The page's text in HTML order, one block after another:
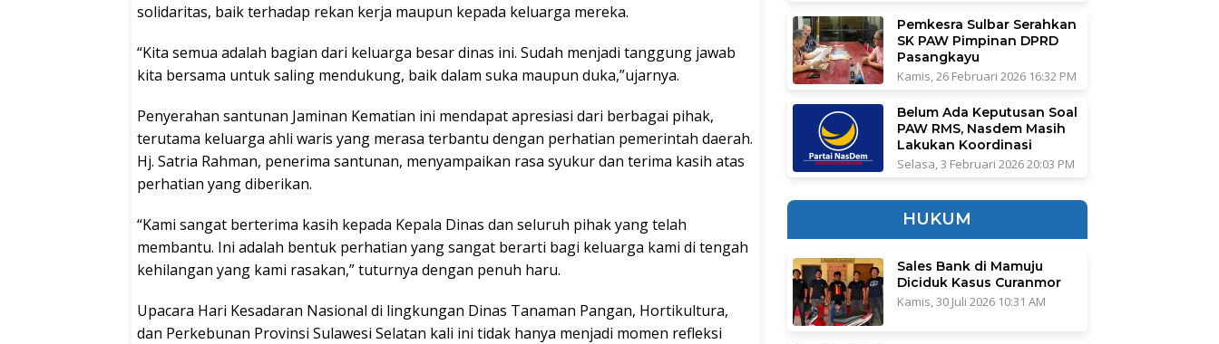
solidaritas, baik terhadap rekan kerja maupun kepada keluarga mereka.
“Kita semua adalah bagian dari keluarga besar dinas ini. Sudah menjadi tanggung jawab
kita bersama untuk saling mendukung, baik dalam suka maupun duka,”ujarnya.
Penyerahan santunan Jaminan Kematian ini mendapat apresiasi dari berbagai pihak,
terutama keluarga ahli waris yang merasa terbantu dengan perhatian pemerintah daerah.
Hj. Satria Rahman, penerima santunan, menyampaikan rasa syukur dan terima kasih atas
perhatian yang diberikan.
“Kami sangat berterima kasih kepada Kepala Dinas dan seluruh pihak yang telah
membantu. Ini adalah bentuk perhatian yang sangat berarti bagi keluarga kami di tengah
kehilangan yang kami rasakan,” tuturnya dengan penuh haru.
Upacara Hari Kesadaran Nasional di lingkungan Dinas Tanaman Pangan, Hortikultura,
dan Perkebunan Provinsi Sulawesi Selatan kali ini tidak hanya menjadi momen refleksi
Pemkesra Sulbar Serahkan
SK PAW Pimpinan DPRD
Pasangkayu
Kamis, 26 Februari 2026 16:32 PM
Belum Ada Keputusan Soal
PAW RMS, Nasdem Masih
Lakukan Koordinasi
Selasa, 3 Februari 2026 20:03 PM
HUKUM
Sales Bank di Mamuju
Diciduk Kasus Curanmor
Kamis, 30 Juli 2026 10:31 AM